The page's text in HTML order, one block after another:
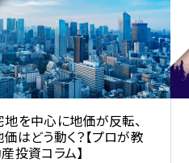
を中心に地価が反転、
はどう動く？【プロが教
投資コラム】